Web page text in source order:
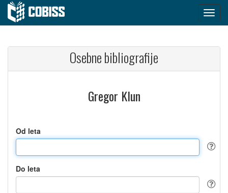
Osebne bibliografije
Gregor Klun
Od leta
Do leta